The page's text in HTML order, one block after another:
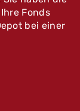
Fonds
bei einer